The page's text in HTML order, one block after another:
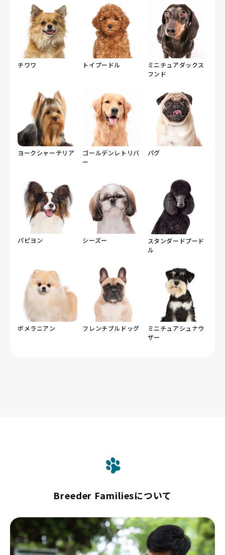
チワワ トイプードル
ミニチュアダックス
フンド
ヨークシャーテリア
ゴールデンレトリバ
ー
パグ
パピヨン シーズー
スタンダードプード
ル
ポメラニアン フレンチブルドッグ
ミニチュアシュナウ
ザー
Breeder Familiesについて